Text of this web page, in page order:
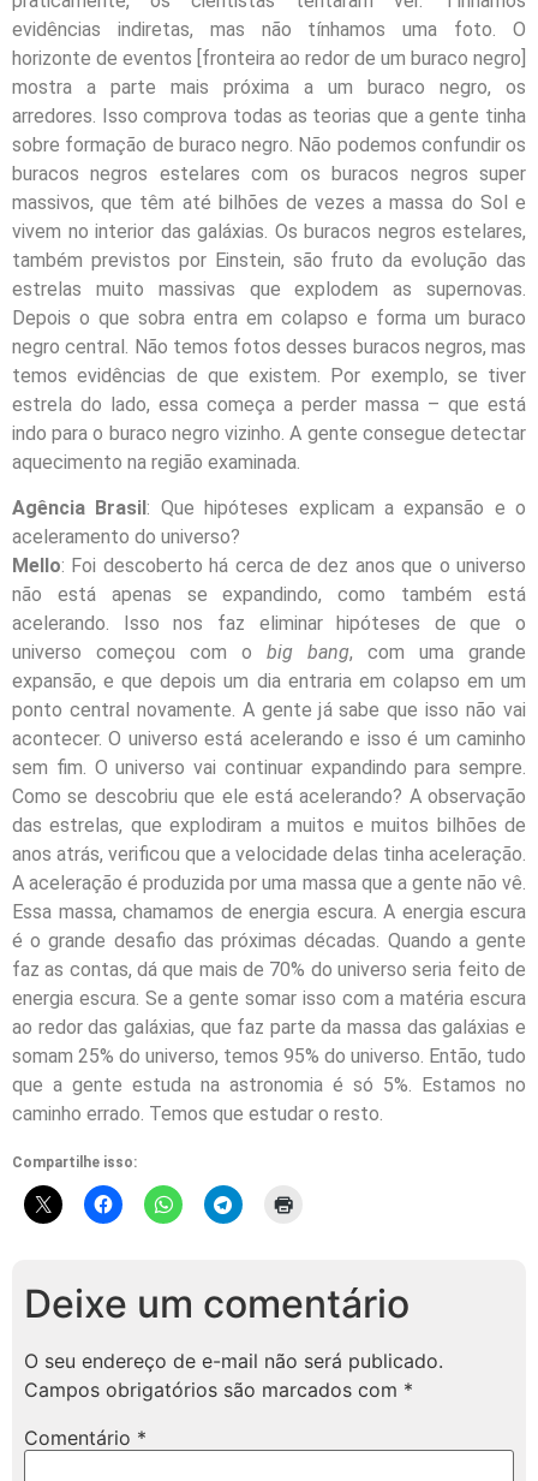
evidências indiretas, mas não tínhamos uma foto. O
horizonte de eventos [fronteira ao redor de um buraco negro]
mostra a parte mais próxima a um buraco negro, os
arredores. Isso comprova todas as teorias que a gente tinha
sobre formação de buraco negro. Não podemos confundir os
buracos negros estelares com os buracos negros super
massivos, que têm até bilhões de vezes a massa do Sol e
vivem no interior das galáxias. Os buracos negros estelares,
também previstos por Einstein, são fruto da evolução das
estrelas muito massivas que explodem as supernovas.
Depois o que sobra entra em colapso e forma um buraco
negro central. Não temos fotos desses buracos negros, mas
temos evidências de que existem. Por exemplo, se tiver
estrela do lado, essa começa a perder massa – que está
indo para o buraco negro vizinho. A gente consegue detectar
aquecimento na região examinada.
Agência Brasil: Que hipóteses explicam a expansão e o
aceleramento do universo?
Mello: Foi descoberto há cercade dez anos que o universo
não está apenas se expandindo, como também está
acelerando. Isso nos faz eliminar hipóteses de que o
universo começou com o big bang, com uma grande
expansão, e que depois um dia entraria em colapso em um
ponto central novamente. A gente já sabe que isso não vai
acontecer. O universo está acelerando e isso é um caminho
sem fim. O universo vai continuar expandindo para sempre.
Como se descobriu que ele está acelerando? A observação
das estrelas, que explodiram a muitos e muitos bilhões de
anos atrás, verificou que a velocidade delas tinha aceleração.
A aceleração é produzida por uma massa que a gente não vê.
Essa massa, chamamos de energia escura. A energia escura
é o grande desafio das próximas décadas. Quando a gente
faz as contas, dá que mais de 70% do universo seria feito de
energia escura. Se a gente somar isso com a matéria escura
ao redor das galáxias, que faz parte da massa das galáxias e
somam 25% do universo, temos 95% do universo. Então, tudo
que a gente estuda na astronomia é só 5%. Estamos no
caminho errado. Temos que estudar o resto.
Compartilhe isso:
Deixe um comentário
O seu endereço de e-mail não será publicado.
Campos obrigatórios são marcados com *
Comentário *